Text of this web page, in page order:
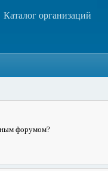
Каталог организаций
форумом?